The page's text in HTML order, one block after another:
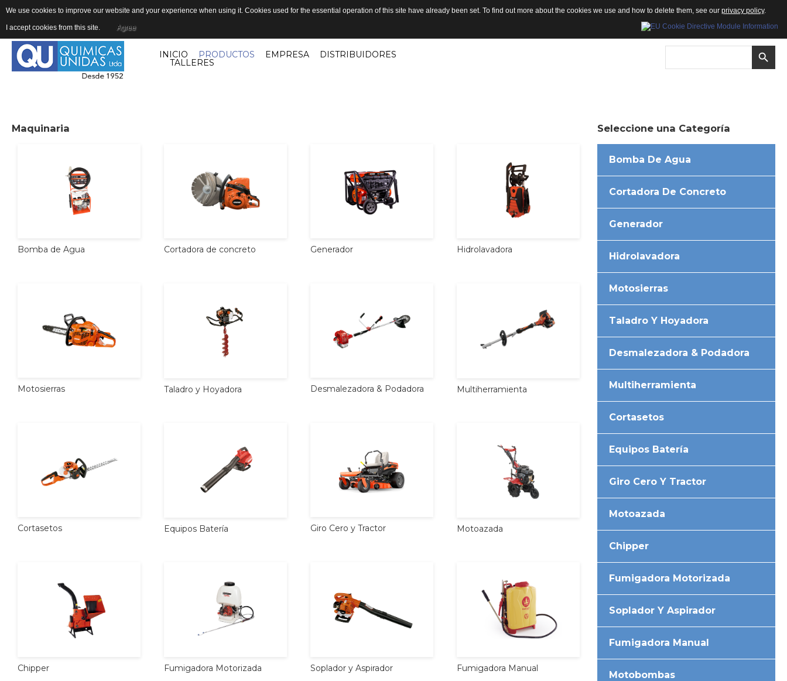
INICIO PRODUCTOS EMPRESA DISTRIBUIDORES
TALLERES
Maquinaria
Bomba de Agua Cortadora de concreto Generador Hidrolavadora
Motosierras Taladro y Hoyadora Desmalezadora & Podadora Multiherramienta
Cortasetos Equipos Batería Giro Cero y Tractor Motoazada
Chipper Fumigadora Motorizada Soplador y Aspirador Fumigadora Manual
Seleccione una Categoría
Bomba De Agua
Cortadora De Concreto
Generador
Hidrolavadora
Motosierras
Taladro Y Hoyadora
Desmalezadora & Podadora
Multiherramienta
Cortasetos
Equipos Batería
Giro Cero Y Tractor
Motoazada
Chipper
Fumigadora Motorizada
Soplador Y Aspirador
Fumigadora Manual
Motobombas
We use cookies to improve our website and your experience when using it. Cookies used for the essential operation of this site have already been set. To find out more about the cookies we use and how to delete them, see our privacy policy.
I accept cookies from this site. Agree